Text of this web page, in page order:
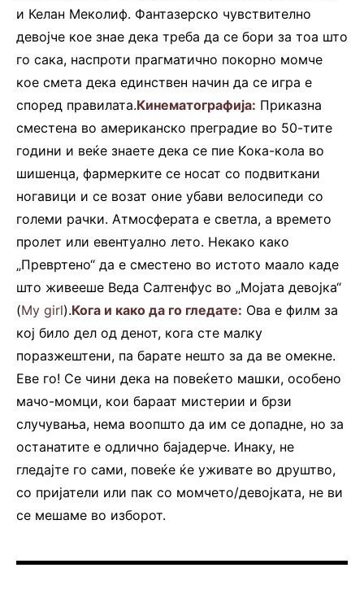
и Келан Меколиф. Фантазерско чувствително
девојче кое знае дека треба да се бори за тоа што
го сака, наспроти прагматично покорно момче
кое смета дека единствен начин да се игра е
според правилата.Кинематографија: Приказна
сместена во американско преградие во 50-тите
години и веќе знаете дека се пие Kока-кола во
шишенца, фармерките се носат со подвиткани
ногавици и се возат оние убави велосипеди со
големи рачки. Атмосферата е светла, а времето
пролет или евентуално лето. Некако како
„Превртено“ да е сместено во истото маало каде
што живееше Веда Салтенфус во „Мојата девојка“
(My girl).Кога и како да го гледате: Ова е филм за
кој било дел од денот, кога сте малку
поразжештени, па барате нешто за да ве омекне.
Еве го! Се чини дека на повеќето машки, особено
мачо-момци, кои бараат мистерии и брзи
случувања, нема воопшто да им се допадне, но за
останатите е одлично бајадерче. Инаку, не
гледајте го сами, повеќе ќе уживате во друштво,
со пријатели или пак со момчето/девојката, не ви
се мешаме во изборот.